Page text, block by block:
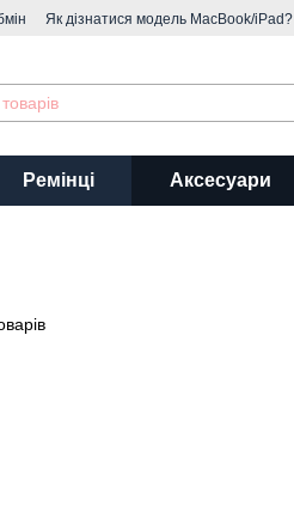
Як дізнатися модель MacBook/iPad?
Ремінці Аксесуари